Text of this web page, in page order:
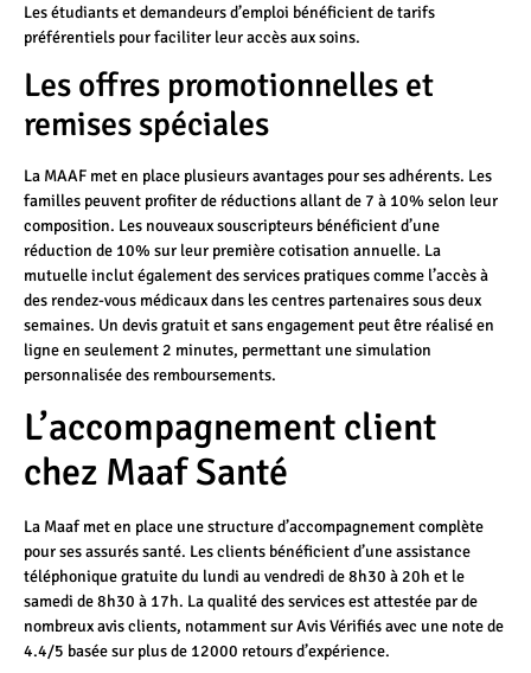
Les étudiants et demandeurs d’emploi bénéficient de tarifs
préférentiels pour faciliter leur accès aux soins.
Les offres promotionnelles et
remises spéciales
La MAAF met en place plusieurs avantages pour ses adhérents. Les
familles peuvent profiter de réductions allant de 7 à 10% selon leur
composition. Les nouveaux souscripteurs bénéficient d’une
réduction de 10% sur leur première cotisation annuelle. La
mutuelle inclut également des services pratiques comme l’accès à
des rendez-vous médicaux dans les centres partenaires sous deux
semaines. Un devis gratuit et sans engagement peut être réalisé en
ligne en seulement 2 minutes, permettant une simulation
personnalisée des remboursements.
L’accompagnement client
chez Maaf Santé
La Maaf met en place une structure d’accompagnement complète
pour ses assurés santé. Les clients bénéficient d’une assistance
téléphonique gratuite du lundi au vendredi de 8h30 à 20h et le
samedi de 8h30 à 17h. La qualité des services est attestée par de
nombreux avis clients, notamment sur Avis Vérifiés avec une note de
4.4/5 basée sur plus de 12000 retours d’expérience.